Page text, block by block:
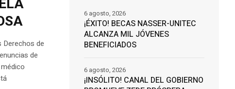
Derechos de
de
¡ÉXITO! BECAS NASSER-UNITEC
ALCANZA MIL JÓVENES
BENEFICIADOS
6 agosto, 2026
¡INSÓLITO! CANAL DEL GOBIERNO
6 agosto, 2026